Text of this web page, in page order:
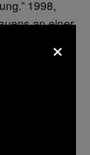
1998,
an einer
×